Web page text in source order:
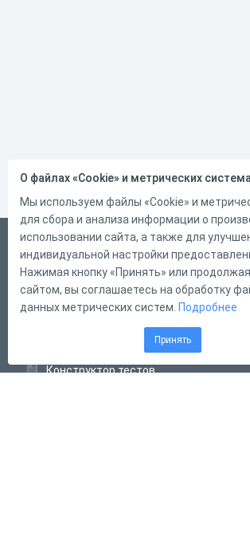
Русский
Справка
Форма обратной связи
Конструктор тестов
О файлах «Cookie» и метрических
Мы используем файлы «Cookie» и
для сбора и анализа информации о
использовании сайта, а также для
индивидуальной настройки
Нажимая кнопку «Принять» или
сайтом, вы соглашаетесь на обработку
данных метрических систем. Подробнее
Принять